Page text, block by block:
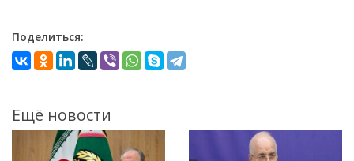
Поделиться:
Ещё новости